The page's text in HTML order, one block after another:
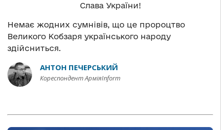
Слава України!
Немає жодних сумнівів, що це пророцтво
Великого Кобзаря українського народу
здійсниться.
АНТОН ПЕЧЕРСЬКИЙ
Кореспондент АрміяInform